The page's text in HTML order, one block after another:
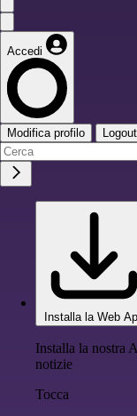
Accedi
Modifica profilo Logout
Installa la Web
Installa la nostra
notizie
Tocca